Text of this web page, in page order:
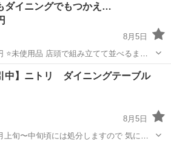
ダイニングでもつかえ…
8月5日
れる前に■■■
は、【F+++++】の管理番号をお伝...
駅 テーブル
中】ニトリ ダイニングテーブル
8月5日
旬〜中旬頃には処分しますので 気にな